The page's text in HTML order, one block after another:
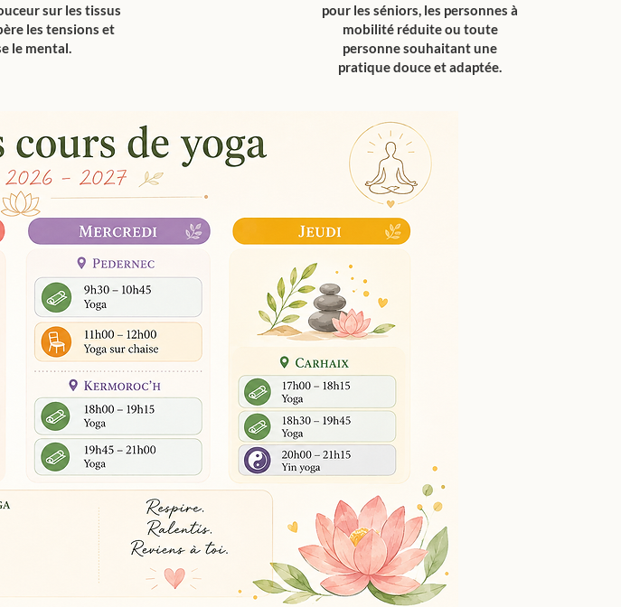
sur les tissus
les tensions et
le mental.
pour les séniors, les personnes à
mobilité réduite ou toute
personne souhaitant une
pratique douce et adaptée.